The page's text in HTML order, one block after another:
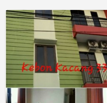
Sewa
Kost
Kebon
Kacang
,Jakarta